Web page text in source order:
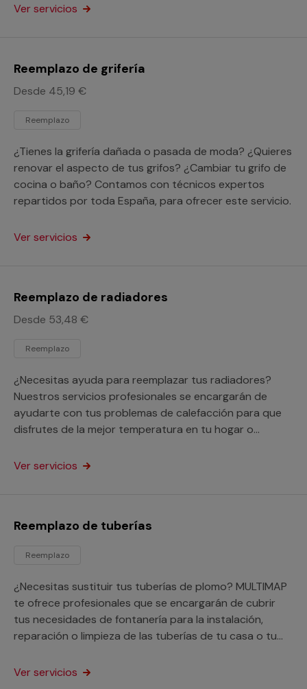
Ver servicios
Reemplazo de grifería
Desde 45,19 €
Reemplazo
¿Tienes la grifería dañada o pasada de moda? ¿Quieres
renovar el aspecto de tus grifos? ¿Cambiar tu grifo de
cocina o baño? Contamos con técnicos expertos
repartidos por toda España, para ofrecer este servicio.
Ver servicios
Reemplazo de radiadores
Desde 53,48 €
Reemplazo
¿Necesitas ayuda para reemplazar tus radiadores?
Nuestros servicios profesionales se encargarán de
ayudarte con tus problemas de calefacción para que
disfrutes de la mejor temperatura en tu hogar o
Ver servicios
Reemplazo de tuberías
Reemplazo
¿Necesitas sustituir tus tuberías de plomo? MULTIMAP
te ofrece profesionales que se encargarán de cubrir
tus necesidades de fontanería para la instalación,
reparación o limpieza de las tuberías de tu casa o tu
Ver servicios